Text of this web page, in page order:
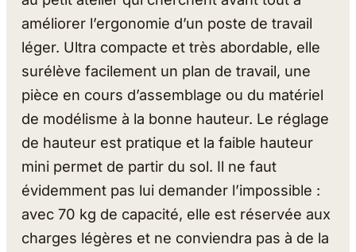
améliorer l’ergonomie d’un poste de travail
léger. Ultra compacte et très abordable, elle
surélève facilement un plan de travail, une
pièce en cours d’assemblage ou du matériel
de modélisme à la bonne hauteur. Le réglage
de hauteur est pratique et la faible hauteur
mini permet de partir du sol. Il ne faut
évidemment pas lui demander l’impossible :
avec 70 kg de capacité, elle est réservée aux
charges légères et ne conviendra pas à de la